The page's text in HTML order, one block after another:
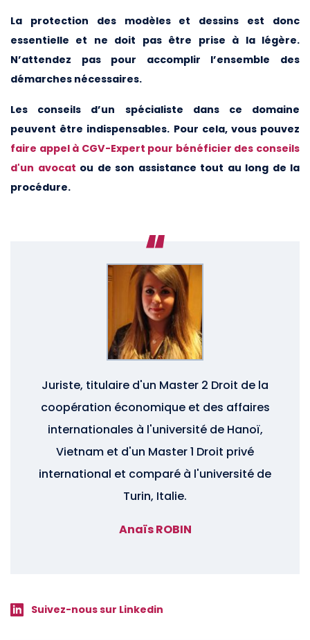
La protection des modèles et dessins est donc
essentielle et ne doit pas être prise à la légère.
N’attendez pas pour accomplir l’ensemble des
démarches nécessaires.
Les conseils d’un spécialiste dans ce domaine
peuvent être indispensables. Pour cela, vous pouvez
faire appel à CGV-Expert pour bénéficier des conseils
d'un avocat ou de son assistance tout au long de la
procédure.
Juriste, titulaire d'un Master 2 Droit de la
coopération économique et des affaires
internationales à l'université de Hanoï,
Vietnam et d'un Master 1 Droit privé
international et comparé à l'université de
Turin, Italie.
Anaïs ROBIN
Suivez-nous sur Linkedin